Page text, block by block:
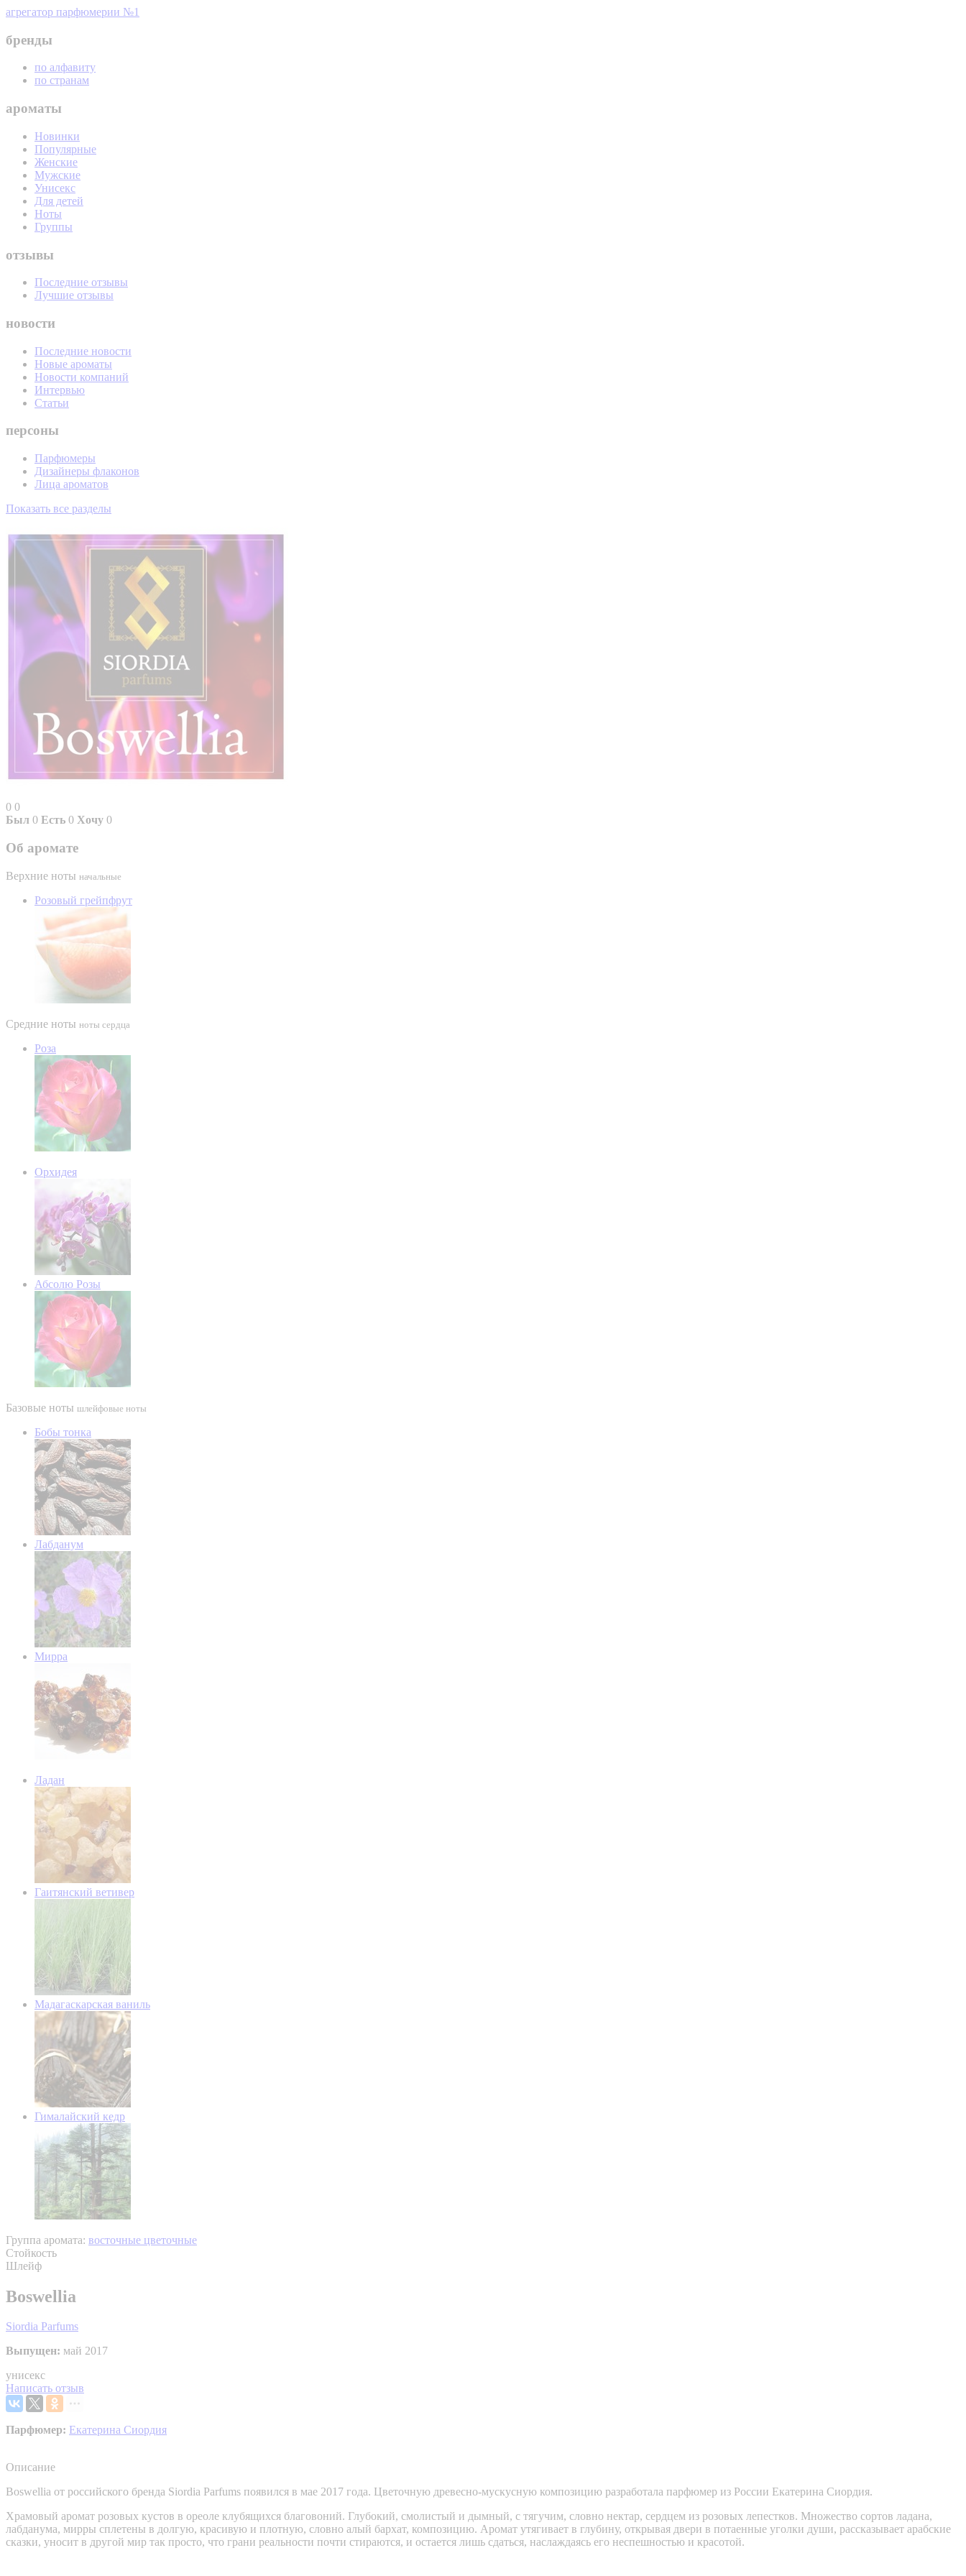
агрегатор парфюмерии №1
бренды
по алфавиту
по странам
ароматы
Новинки
Популярные
Женские
Мужские
Унисекс
Для детей
Ноты
Группы
отзывы
Последние отзывы
Лучшие отзывы
новости
Последние новости
Новые ароматы
Новости компаний
Интервью
Статьи
персоны
Парфюмеры
Дизайнеры флаконов
Лица ароматов
Показать все разделы
0 0
Был 0 Есть 0 Хочу 0
Об аромате
Верхние ноты начальные
Розовый грейпфрут
Средние ноты ноты сердца
Роза
Орхидея
Абсолю Розы
Базовые ноты шлейфовые ноты
Бобы тонка
Лабданум
Мирра
Ладан
Гаитянский ветивер
Мадагаскарская ваниль
Гималайский кедр
Группа аромата: восточные цветочные
Стойкость
Шлейф
Boswellia
Siordia Parfums
Выпущен: май 2017
унисекс
Написать отзыв
Парфюмер: Екатерина Сиордия
Описание
Boswellia от российского бренда Siordia Parfums появился в мае 2017 года. Цветочную древесно-мускусную композицию разработала парфюмер из России Екатерина Сиордия.
Храмовый аромат розовых кустов в ореоле клубящихся благовоний. Глубокий, смолистый и дымный, с тягучим, словно нектар, сердцем из розовых лепестков. Множество сортов ладана,
лабданума, мирры сплетены в долгую, красивую и плотную, словно алый бархат, композицию. Аромат утягивает в глубину, открывая двери в потаенные уголки души, рассказывает арабские
сказки, уносит в другой мир так просто, что грани реальности почти стираются, и остается лишь сдаться, наслаждаясь его неспешностью и красотой.